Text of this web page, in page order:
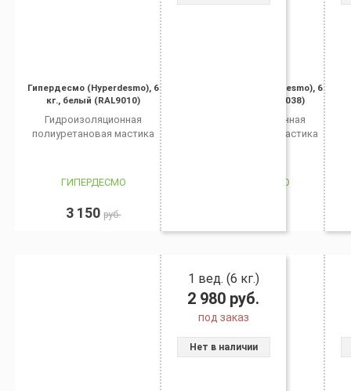
Гипердесмо (Hyperdesmo), 6
кг., белый (RAL9010)
Гидроизоляционная
полиуретановая мастика
ГИПЕРДЕСМО
3 150руб.
Гипердесмо (Hyperdesmo), 6
кг., серый (RAL7038)
Гидроизоляционная
полиуретановая мастика
ГИПЕРДЕСМО
1 вед. (6 кг.)
2 980 руб.
под заказ
Нет в наличии